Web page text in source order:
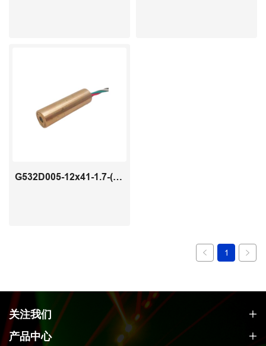
G532D005-12x41-1.7-(15-50)-11
1
关注我们
产品中心